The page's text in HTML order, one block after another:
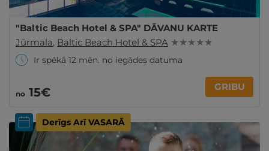
"Baltic Beach Hotel & SPA" DĀVANU KARTE
Jūrmala, Baltic Beach Hotel & SPA ★ ★ ★ ★ ★
Ir spēkā 12 mēn. no iegādes datuma
no 15€ GRIBU
Derīgs Arī VASARĀ